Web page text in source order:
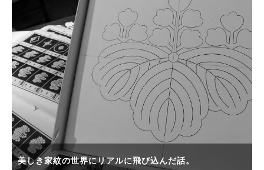
美しき家紋の世界にリアルに飛び込んだ話。